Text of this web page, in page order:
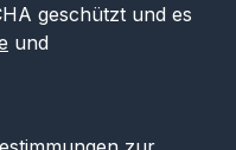
geschützt und es
und